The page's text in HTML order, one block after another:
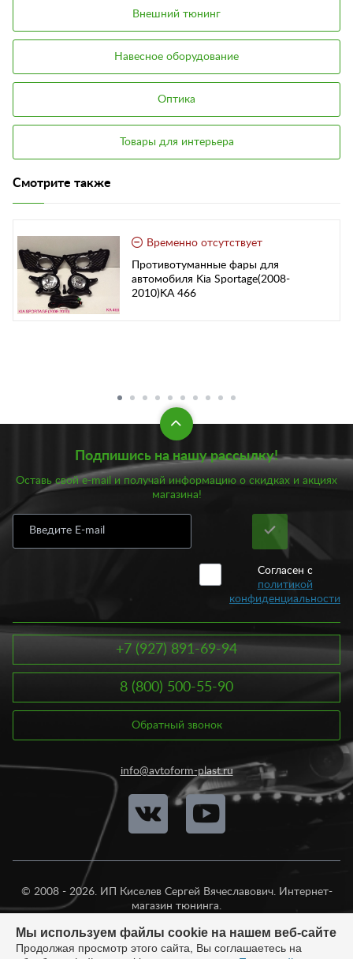
Внешний тюнинг
Навесное оборудование
Оптика
Товары для интерьера
Смотрите также
Временно отсутствует
Противотуманные фары для
автомобиля Kia Sportage(2008-
2010)KA 466
Подпишись на нашу рассылку!
Оставь свой e-mail и получай информацию о скидках и акциях
магазина!
Согласен с
политикой
конфиденциальности
+7 (927) 891-69-94
8 (800) 500-55-90
Обратный звонок
info@avtoform-plast.ru
© 2008 - 2026. ИП Киселев Сергей Вячеславович. Интернет-
магазин тюнинга.
Мы используем файлы cookie на нашем веб-сайте
Продолжая просмотр этого сайта, Вы соглашаетесь на